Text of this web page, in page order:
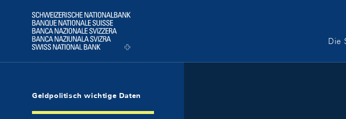
Logo
Die
Geldpolitisch wichtige Daten